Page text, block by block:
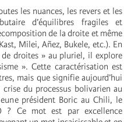
les nuances, les revers et les
d’équilibres fragiles et
de la droite et même
Milei, Añez, Bukele, etc.). En
droites » au pluriel, il explore
». Cette caractérisation est
mais que signifie aujourd’hui
du processus bolivarien au
président Boric au Chili, le
? Ce mot est par excellence